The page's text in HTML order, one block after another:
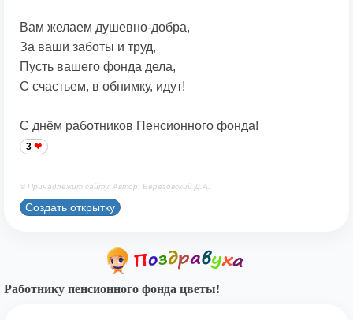
Вам желаем душевно-добра,
За ваши заботы и труд,
Пусть вашего фонда дела,
С счастьем, в обнимку, идут!
С днём работников Пенсионного фонда!
3
© Принадлежит сайту. Автор: Березовский Д.А.
Создать открытку
Работнику пенсионного фонда цветы!